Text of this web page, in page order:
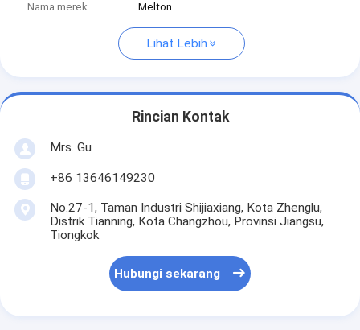
Nama merek Melton
Lihat Lebih
Rincian Kontak
Mrs. Gu
+86 13646149230
No.27-1, Taman Industri Shijiaxiang, Kota Zhenglu,
Distrik Tianning, Kota Changzhou, Provinsi Jiangsu,
Tiongkok
Hubungi sekarang